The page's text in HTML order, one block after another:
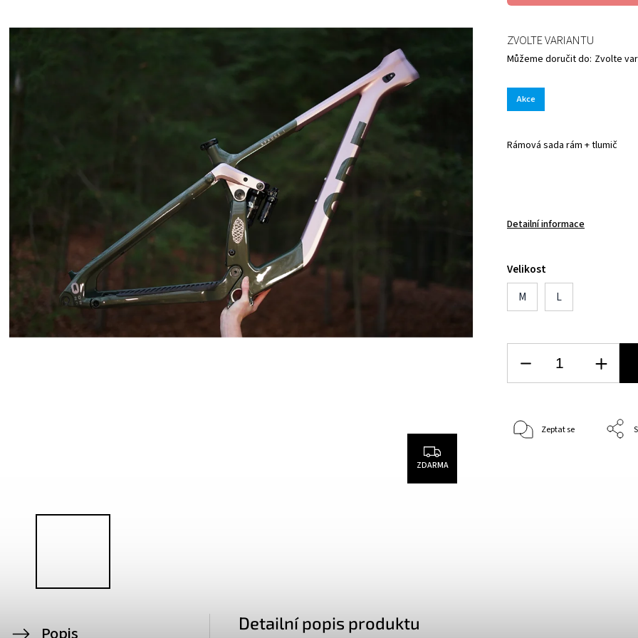
ZDARMA
Akce
Rámová sada rám + tlumič
Detailní informace
Velikost
M
L
ZVOLTE VARIANTU
Můžeme doručit do: Zvolte
Zeptat se
Detailní popis produktu